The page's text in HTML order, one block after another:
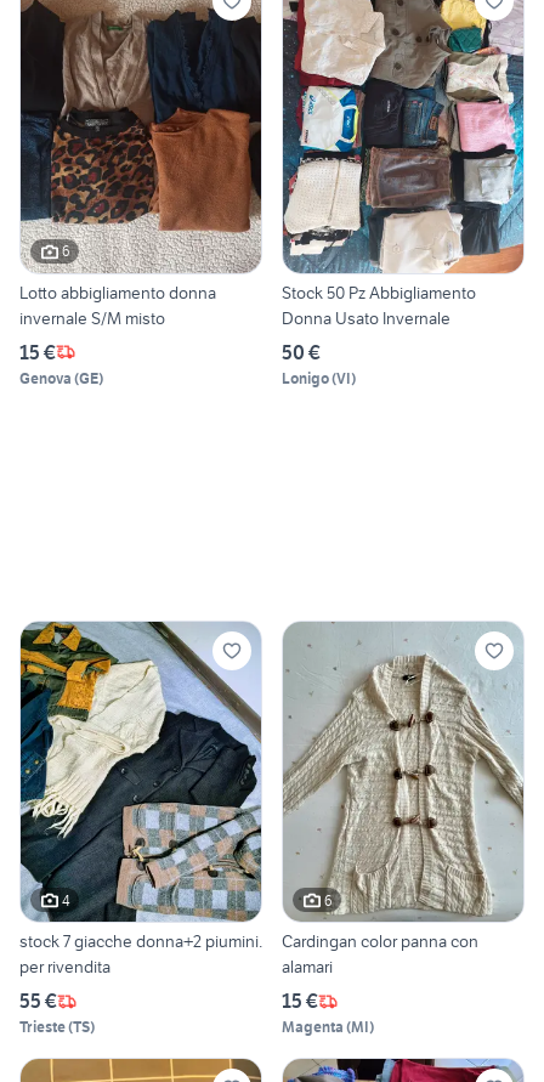
6
Lotto abbigliamento donna
invernale S/M misto
15 €
Genova (GE)
Stock 50 Pz Abbigliamento
Donna Usato Invernale
50 €
Lonigo(VI)
4
stock 7 giacche donna+2 piumini.
per rivendita
55 €
Trieste(TS)
6
Cardingan color panna con
alamari
15 €
Magenta (MI)